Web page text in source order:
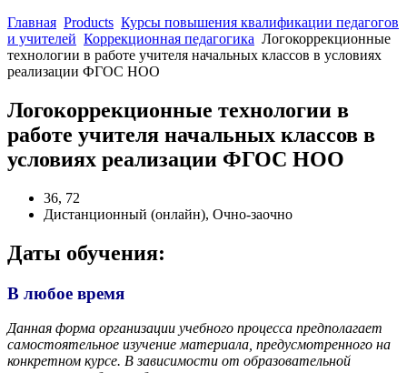
Главная Products Курсы повышения квалификации педагогов
и учителей Коррекционная педагогика Логокоррекционные
технологии в работе учителя начальных классов в условиях
реализации ФГОС НОО
Логокоррекционные технологии в
работе учителя начальных классов в
условиях реализации ФГОС НОО
36, 72
Дистанционный (онлайн), Очно-заочно
Даты обучения:
В любое время
Данная форма организации учебного процесса предполагает
самостоятельное изучение материала, предусмотренного на
конкретном курсе. В зависимости от образовательной